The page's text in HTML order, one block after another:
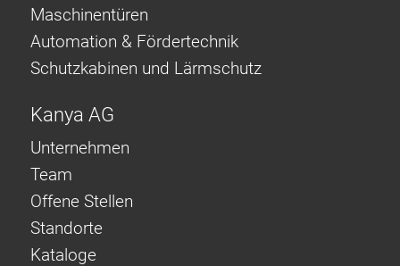
Maschinentüren
Automation & Fördertechnik
Schutzkabinen und Lärmschutz
Kanya AG
Unternehmen
Team
Offene Stellen
Standorte
Kataloge